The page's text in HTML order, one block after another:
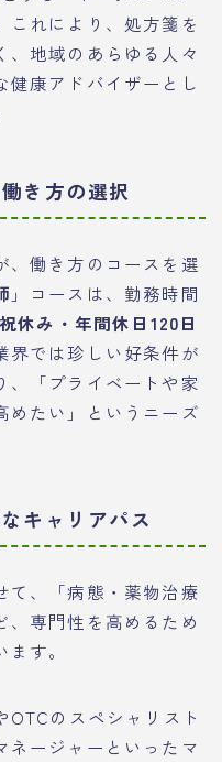
これにより、処方箋を
地域のあらゆる人々
健康アドバイザーとし
き方の選択
、働き方のコースを選
」コースは、勤務時間
休み・年間休日120日
界では珍しい好条件が
、「プライベートや家
めたい」というニーズ
キャリアパス
て、「病態・薬物治療
専門性を高めるため
す。
のスペシャリスト
ネージャーといったマ